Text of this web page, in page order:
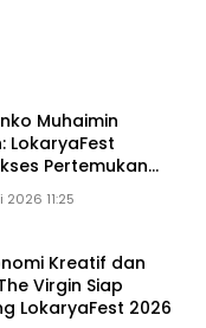
Muhaimin
Pertemukan
11:25
Kreatif dan
Virgin Siap
LokaryaFest 2026